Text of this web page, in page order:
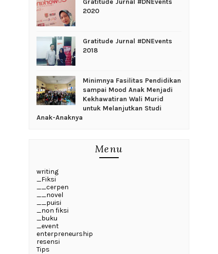
2020
Gratitude Jurnal #DNEvents
2018
‎Minimnya Fasilitas Pendidikan
sampai Mood Anak Menjadi
Kekhawatiran Wali Murid
untuk Melanjutkan Studi
Anak-Anaknya
Menu
writing
_Fiksi
__cerpen
__novel
__puisi
_non fiksi
_buku
_event
enterpreneurship
resensi
Tips